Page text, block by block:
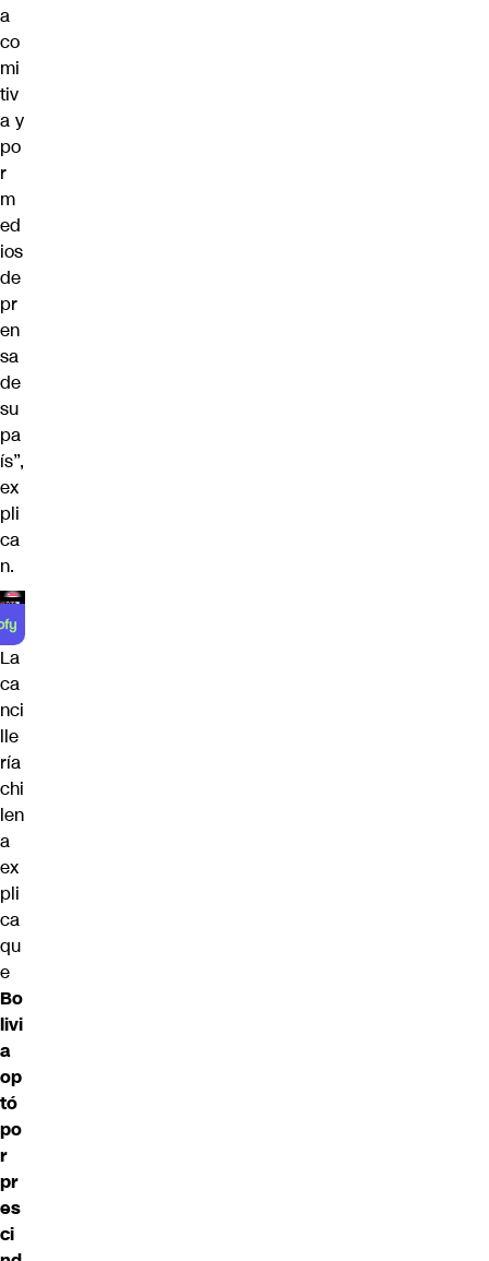
a
co
mi
tiv
a y
po
r
m
ed
ios
de
pr
en
sa
de
su
pa
ís”,
ex
pli
ca
n.
La
ca
nci
lle
ría
chi
len
a
ex
pli
ca
qu
e
Bo
livi
a
op
tó
po
r
pr
es
ci